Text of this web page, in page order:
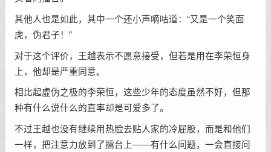
其他人也是如此，其中一个还小声嘀咕道：“又是一个笑面
虎，伪君子！”
对于这个评价，王越表示不愿意接受，但若是用在李荣恒身
上，他却是严重同意。
相比起虚伪之极的李荣恒，这些少年的态度虽然不好，但那
种有什么说什么的直率却是可爱多了。
不过王越也没有继续用热脸去贴人家的冷屁股，而是和他们
一样，把注意力放到了擂台上——有什么问题，一会直接问